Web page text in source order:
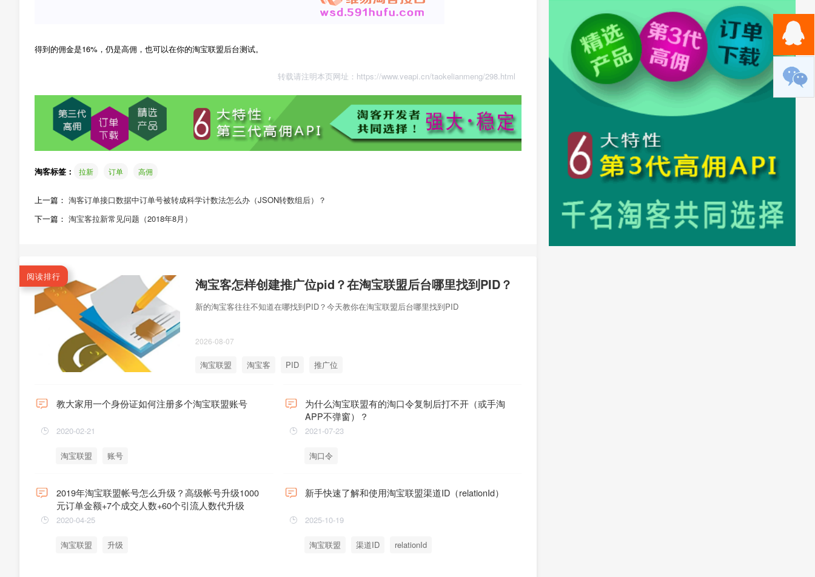
得到的佣金是16%，仍是高佣，也可以在你的淘宝联盟后台测试。
转载请注明本页网址： https://www.veapi.cn/taokelianmeng/298.html
淘客标签： 拉新 订单 高佣
上一篇： 淘客订单接口数据中订单号被转成科学计数法怎么办（JSON转数组后）？
下一篇： 淘宝客拉新常见问题（2018年8月）
阅读排行 淘宝客怎样创建推广位pid？在淘宝联盟后台哪里找到PID？
新的淘宝客往往不知道在哪找到PID？今天教你在淘宝联盟后台哪里找到PID
2026-08-07
淘宝联盟 淘宝客 PID 推广位
教大家用一个身份证如何注册多个淘宝联盟账号
2020-02-21
淘宝联盟 账号
为什么淘宝联盟有的淘口令复制后打不开（或手淘
APP不弹窗）？
2021-07-23
淘口令
2019年淘宝联盟帐号怎么升级？高级帐号升级1000
元订单金额+7个成交人数+60个引流人数代升级
2020-04-25
淘宝联盟 升级
新手快速了解和使用淘宝联盟渠道ID（relationId）
2025-10-19
淘宝联盟 渠道ID relationId